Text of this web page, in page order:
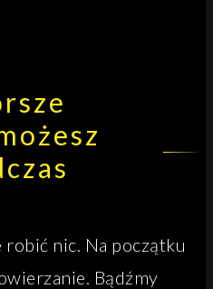
nic. Na początku
Bądźmy